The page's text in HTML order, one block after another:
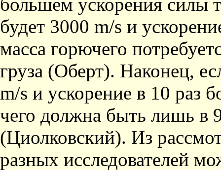
будет 3000 m/s и
масса горючего
груза (Оберт). Наконец,
m/s и ускоре­ние в 10 раз
чего должна быть лишь в
(Циолковский). Из
разных исследователей